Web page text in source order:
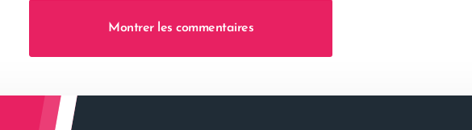
Montrer les commentaires